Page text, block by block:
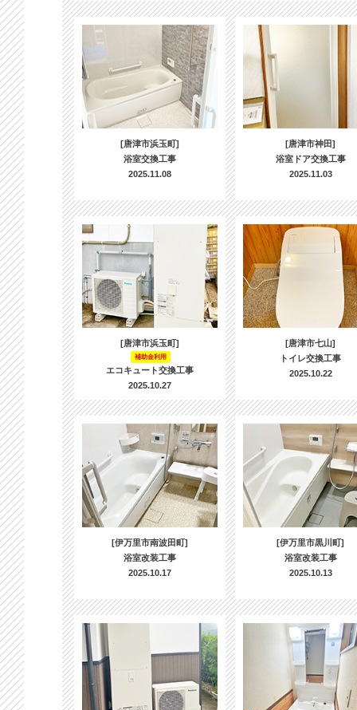
[唐津市浜玉町]
浴室交換工事
2025.11.08
[唐津市神田]
浴室ドア交換工事
2025.11.03
[唐津市浜玉町]
補助金利用
エコキュート交換工事
2025.10.27
[唐津市七山]
トイレ交換工事
2025.10.22
[伊万里市南波田町]
浴室改装工事
2025.10.17
[伊万里市黒川町]
浴室改装工事
2025.10.13